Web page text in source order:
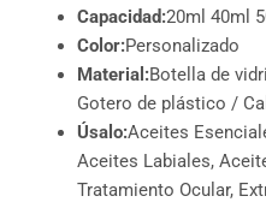
Capacidad:20ml 40ml
Color:Personalizado
Material:Botella de
Gotero de plástico /
Úsalo:Aceites
Aceites Labiales,
Tratamiento Ocular,